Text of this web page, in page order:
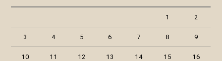
1 2
3 4 5 6 7 8 9
10 11 12 13 14 15 16